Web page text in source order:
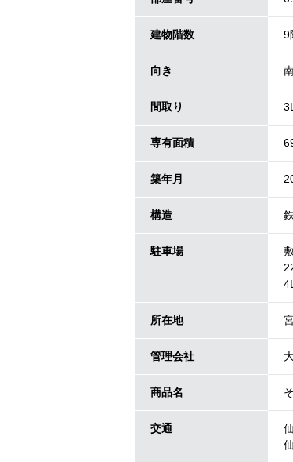
建物階数 9
向き
間取り
専有面積
築年月
構造
駐車場
所在地
管理会社
商品名
交通